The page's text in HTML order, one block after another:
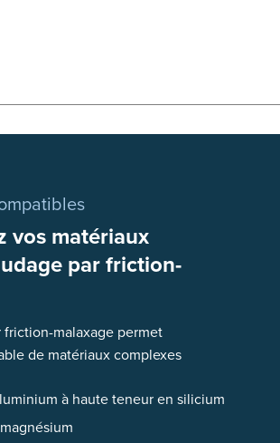
vos matériaux
par friction-
friction-malaxage permet
de matériaux complexes
à haute teneur en silicium